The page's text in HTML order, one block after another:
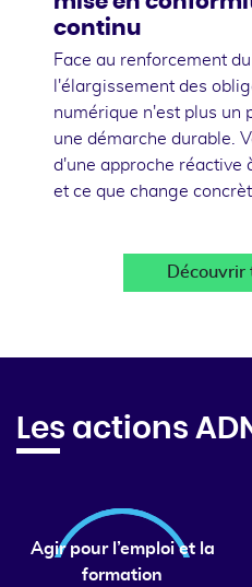
continu
Face au renforcement
l'élargissement des
numérique n'est plus un
une démarche durable.
d'une approche réactive
et ce que change
Les actions
Agir pour l’emploi et la
formation